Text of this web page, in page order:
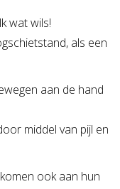
wat wils!
als een
aan de hand
middel van pijl en
ook aan hun